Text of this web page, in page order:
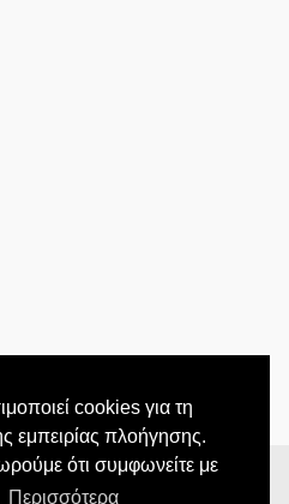
cookies για τη
εμπειρίας πλοήγησης.
ότι συμφωνείτε με
Περισσότερα
JOY market